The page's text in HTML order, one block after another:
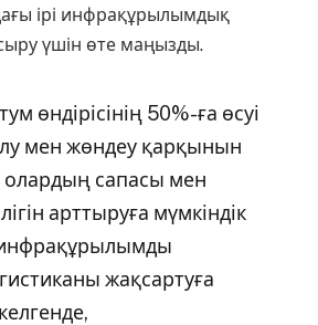
ірі инфрақұрылымдық
үшін өте маңызды.
өндірісінің 50%-ға өсуі
мен жөндеу қарқынын
олардың сапасы мен
арттыруға мүмкіндік
инфрақұрылымды
жақсартуға